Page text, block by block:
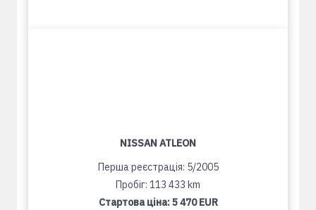
NISSAN ATLEON
Перша реєстрація: 5/2005
Пробіг: 113 433 km
Стартова ціна:5 470 EUR